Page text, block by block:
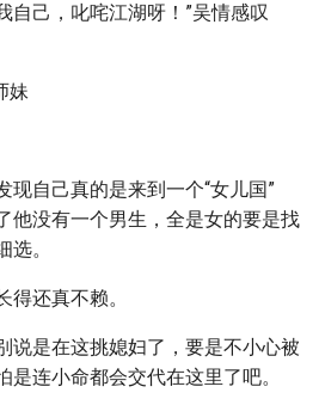
自己，叱咤江湖呀！”吴情感叹
妹
现自己真的是来到一个“女儿国”
他没有一个男生，全是女的要是找
。
还真不赖。
说是在这挑媳妇了，要是不小心被
连小命都会交代在这里了吧。